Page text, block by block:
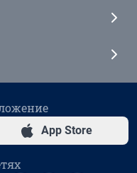
App Store